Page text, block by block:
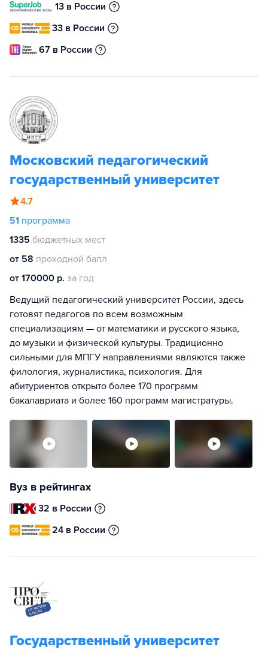
13 в России
33 в России
67 в России
Московский педагогический
государственный университет
4.7
51 программа
1335 бюджетных мест
от 58 проходной балл
от 170000 р. за год
Ведущий педагогический университет России, здесь
готовят педагогов по всем возможным
специализациям — от математики и русского языка,
до музыки и физической культуры. Традиционно
сильными для МПГУ направлениями являются также
филология, журналистика, психология. Для
абитуриентов открыто более 170 программ
бакалавриата и более 160 программ магистратуры.
Вуз в рейтингах
32 в России
24 в России
Государственный университет